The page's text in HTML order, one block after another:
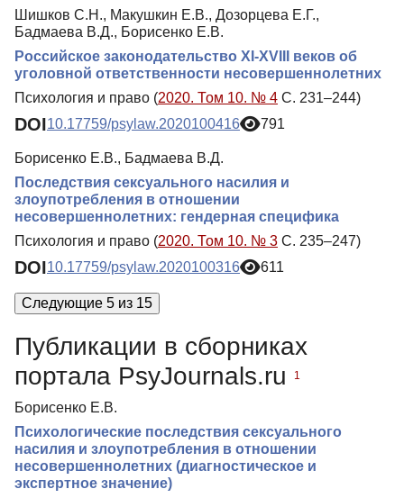
Шишков С.Н., Макушкин Е.В., Дозорцева Е.Г.,
Бадмаева В.Д., Борисенко Е.В.
Российское законодательство XI-XVIII веков об
уголовной ответственности несовершеннолетних
Психология и право (2020. Том 10. № 4 С. 231–244)
DOI10.17759/psylaw.2020100416 791
Борисенко Е.В., Бадмаева В.Д.
Последствия сексуального насилия и
злоупотребления в отношении
несовершеннолетних: гендерная специфика
Психология и право (2020. Том 10. № 3 С. 235–247)
DOI10.17759/psylaw.2020100316 611
Следующие 5 из 15
Публикации в сборниках
портала PsyJournals.ru
1
Борисенко Е.В.
Психологические последствия сексуального
насилия и злоупотребления в отношении
несовершеннолетних (диагностическое и
экспертное значение)